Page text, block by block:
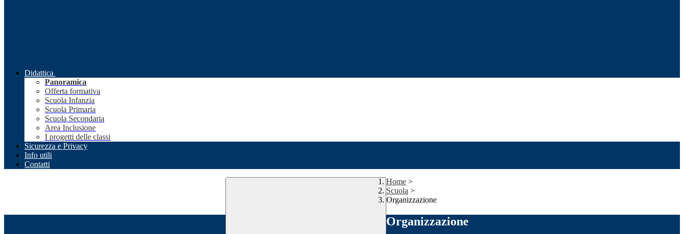
Didattica
Panoramica
Offerta formativa
Scuola Infanzia
Scuola Primaria
Scuola Secondaria
Area Inclusione
I progetti delle classi
Sicurezza e Privacy
Info utili
Contatti
Home >
Scuola >
Organizzazione
Organizzazione